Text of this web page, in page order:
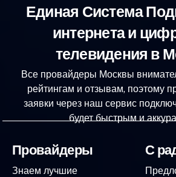
Единая Система
интернета и
телевидения в
Все провайдеры Москвы
рейтингам и отзывам, поэтому
заявки через наш сервис
будет быстрым и
Провайдеры
Знаем лучшие
С